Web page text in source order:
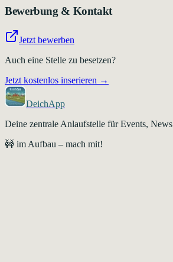
Bewerbung & Kontakt
Jetzt bewerben
Auch eine Stelle zu besetzen?
Jetzt kostenlos inserieren →
DeichApp
Deine zentrale Anlaufstelle für Events,
🚧 im Aufbau – mach mit!